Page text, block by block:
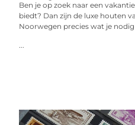
Ben je op zoek naar een
biedt? Dan zijn de luxe houten
Noorwegen precies wat je nodig
...